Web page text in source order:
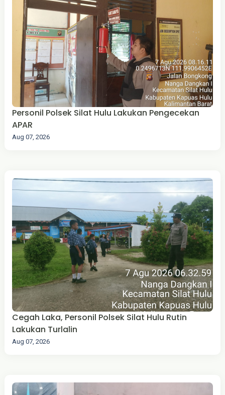
Personil Polsek Silat Hulu Lakukan Pengecekan
APAR
Aug 07, 2026
Cegah Laka, Personil Polsek Silat Hulu Rutin
Lakukan Turlalin
Aug 07, 2026